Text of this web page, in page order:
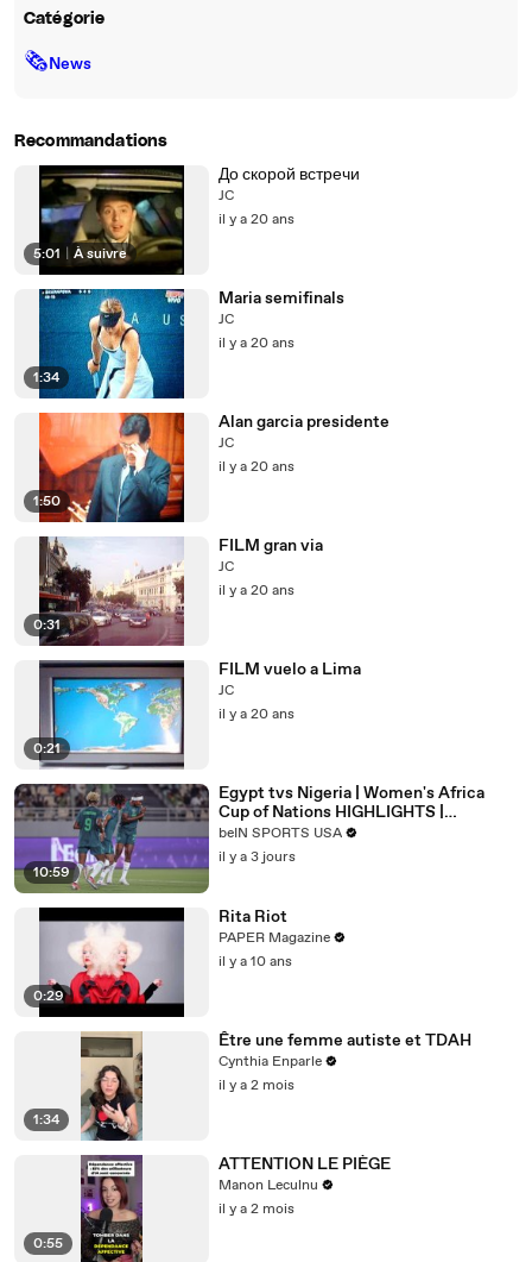
Catégorie
🗞News
Recommandations
5:01 À suivre
До скорой встречи
JC
il y a 20 ans
1:34
Maria semifinals
JC
il y a 20 ans
1:50
Alan garcia presidente
JC
il y a 20 ans
0:31
FILM gran via
JC
il y a 20 ans
0:21
FILM vuelo a Lima
JC
il y a 20 ans
10:59
Egypt tvs Nigeria | Women's Africa
Cup of Nations HIGHLIGHTS |
08/05/2026 | beIN SPORTS USA
beIN SPORTS USA
il y a 3 jours
0:29
Rita Riot
PAPER Magazine
il y a 10 ans
1:34
Être une femme autiste et TDAH
Cynthia Enparle
il y a 2 mois
0:55
ATTENTION LE PIÈGE
Manon Leculnu
il y a 2 mois